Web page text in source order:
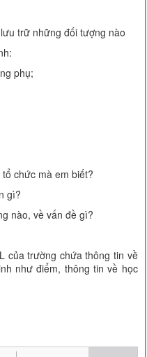
trữ những đối tượng nào
phụ;
chức mà em biết?
gì?
nào, về vấn đề gì?
của trường chứa thông tin về
như điểm, thông tin về học